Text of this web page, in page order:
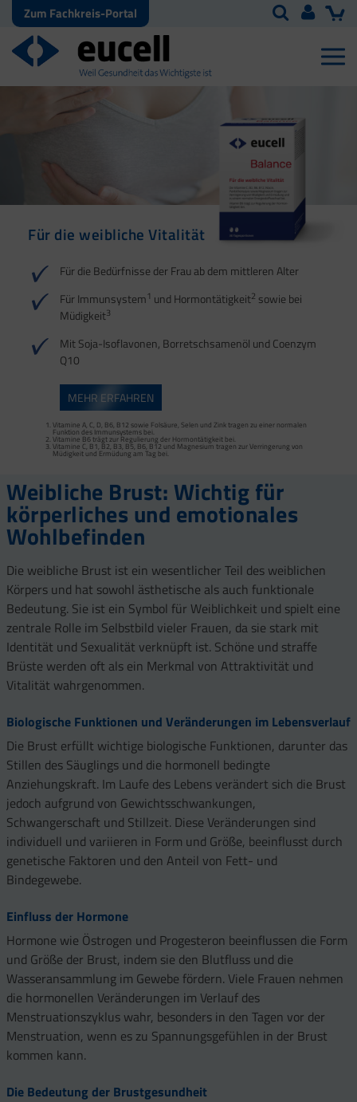
Zum Fachkreis-Portal
Für die weibliche Vitalität
Für die Bedürfnisse der Frau ab dem mittleren Alter
Für Immunsystem1 und Hormontätigkeit2 sowie bei
Müdigkeit3
Mit Soja-Isoflavonen, Borretschsamenöl und Coenzym
Q10
MEHR ERFAHREN
Vitamine A, C, D, B6, B12 sowie Folsäure, Selen und Zink tragen zu einer normalen
Funktion des Immunsystems bei.
Vitamine B6 trägt zur Regulierung der Hormontätigkeit bei.
Vitamine C, B1, B2, B3, B5, B6, B12 und Magnesium tragen zur Verringerung von
Müdigkeit und Ermüdung am Tag bei.
Weibliche Brust: Wichtig für
körperliches und emotionales
Wohlbefinden
Die weibliche Brust ist ein wesentlicher Teil des weiblichen
Körpers und hat sowohl ästhetische als auch funktionale
Bedeutung. Sie ist ein Symbol für Weiblichkeit und spielt eine
zentrale Rolle im Selbstbild vieler Frauen, da sie stark mit
Identität und Sexualität verknüpft ist. Schöne und straffe
Brüste werden oft als ein Merkmal von Attraktivität und
Vitalität wahrgenommen.
Biologische Funktionen und Veränderungen im Lebensverlauf
Die Brust erfüllt wichtige biologische Funktionen, darunter das
Stillen des Säuglings und die hormonell bedingte
Anziehungskraft. Im Laufe des Lebens verändert sich die Brust
jedoch aufgrund von Gewichtsschwankungen,
Schwangerschaft und Stillzeit. Diese Veränderungen sind
individuell und variieren in Form und Größe, beeinflusst durch
genetische Faktoren und den Anteil von Fett- und
Bindegewebe.
Einfluss der Hormone
Hormone wie Östrogen und Progesteron beeinflussen die Form
und Größe der Brust, indem sie den Blutfluss und die
Wasseransammlung im Gewebe fördern. Viele Frauen nehmen
die hormonellen Veränderungen im Verlauf des
Menstruationszyklus wahr, besonders in den Tagen vor der
Menstruation, wenn es zu Spannungsgefühlen in der Brust
kommen kann.
Die Bedeutung der Brustgesundheit